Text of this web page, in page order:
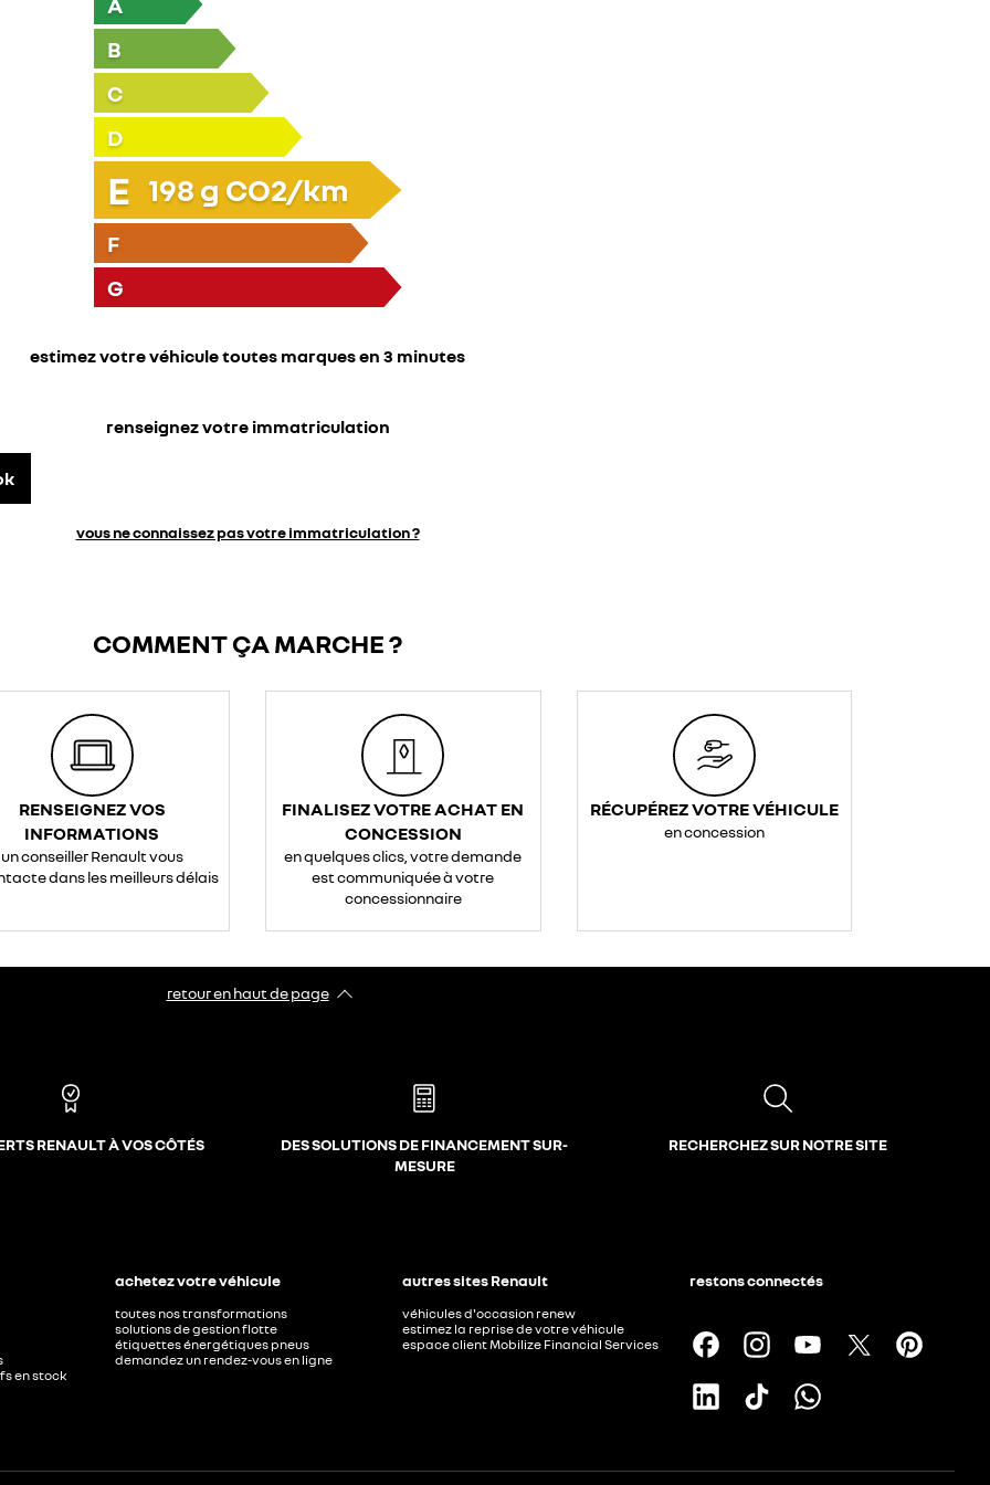
B
C
D
E 198 g CO2/km
F
G
estimez votre véhicule toutes marques en 3 minutes
renseignez votre immatriculation
vous ne connaissez pas votre immatriculation ?
COMMENT ÇA MARCHE ?
RENSEIGNEZ VOS
INFORMATIONS
un conseiller Renault vous
dans les meilleurs délais
FINALISEZ VOTRE ACHAT EN
CONCESSION
en quelques clics, votre demande
est communiquée à votre
concessionnaire
RÉCUPÉREZ VOTRE VÉHICULE
en concession
retour en haut de page​
RENAULT À VOS CÔTÉS
DES SOLUTIONS DE FINANCEMENT SUR-
MESURE
RECHERCHEZ SUR NOTRE SITE
en stock
achetez votre véhicule
toutes nos transformations
solutions de gestion flotte
étiquettes énergétiques pneus
demandez un rendez-vous en ligne
autres sites Renault
véhicules d'occasion renew
estimez la reprise de votre véhicule
espace client Mobilize Financial Services
restons connectés